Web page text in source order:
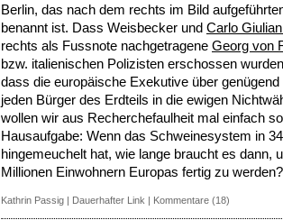
Berlin, das nach dem rechts im Bild
benannt ist. Dass Weisbecker und Carlo
rechts als Fussnote nachgetragene Georg von
bzw. italienischen Polizisten erschossen
dass die europäische Exekutive über
jeden Bürger des Erdteils in die ewigen
wollen wir aus Recherchefaulheit mal einfach
Hausaufgabe: Wenn das Schweinesystem in
hingemeuchelt hat, wie lange braucht es dann,
Millionen Einwohnern Europas fertig zu werden?
Kathrin Passig | Dauerhafter Link | Kommentare (18)